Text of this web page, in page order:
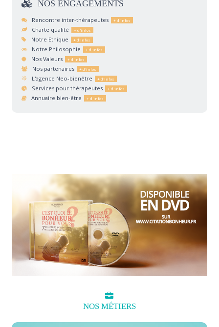
NOS ENGAGEMENTS
Rencontre inter-thérapeutes
Charte qualité
Notre Ethique
Notre Philosophie
Nos Valeurs
Nos partenaires
L'agence Neo-bienêtre
Services pour thérapeutes
Annuaire bien-être
NOS MÉTIERS